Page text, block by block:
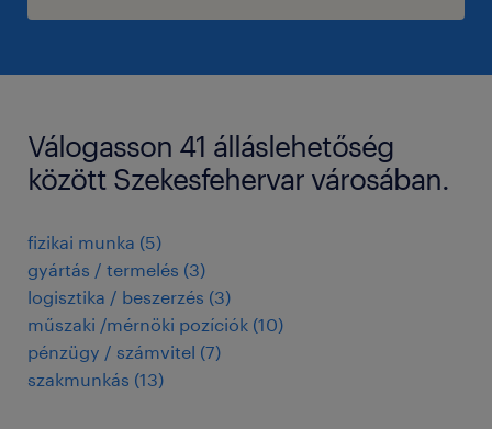
Válogasson 41 álláslehetőség
között Szekesfehervar városában.
fizikai munka (5)
gyártás / termelés (3)
logisztika / beszerzés (3)
műszaki /mérnöki pozíciók (10)
pénzügy / számvitel (7)
szakmunkás (13)